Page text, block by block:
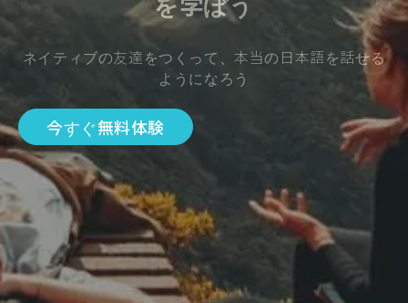
ネイティブの友達をつくって、本当の日本語を話せる
ようになろう
今すぐ無料体験